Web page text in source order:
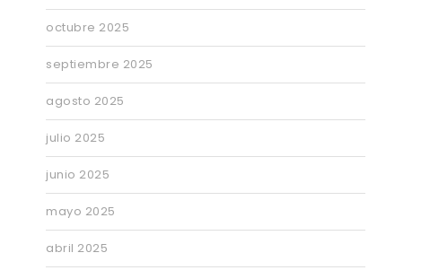
octubre 2025
septiembre 2025
agosto 2025
julio 2025
junio 2025
mayo 2025
abril 2025